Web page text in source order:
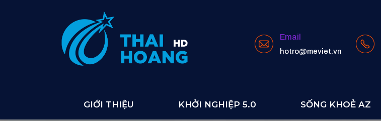
Email
hotro@meviet.vn
GIỚI THIỆU KHỞI NGHIỆP 5.0 SỐNG KHOẺ AZ